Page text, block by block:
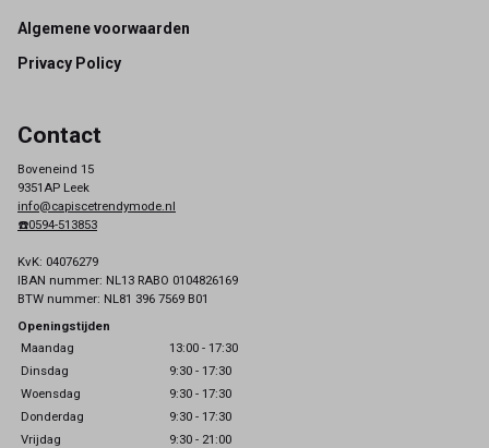
Footer
Algemene voorwaarden
Privacy Policy
Contact
Boveneind 15
9351AP Leek
info@capiscetrendymode.nl
☎️0594-513853
KvK: 04076279
IBAN nummer: NL13 RABO 0104826169
BTW nummer: NL81 396 7569 B01
Openingstijden
Maandag
13:00 - 17:30
Dinsdag
9:30 - 17:30
Woensdag
9:30 - 17:30
Donderdag
9:30 - 17:30
Vrijdag
9:30 - 21:00